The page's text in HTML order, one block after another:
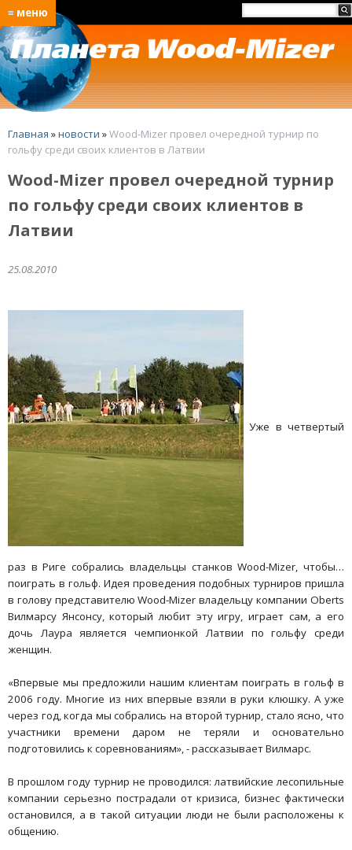
≡ меню
Главная »новости »Wood-Mizer провел очередной турнир по
гольфу среди своих клиентов в Латвии
Wood-Mizer провел очередной турнир
по гольфу среди своих клиентов в
Латвии
25.08.2010
Уже в четвертый
раз в Риге собрались владельцы станков Wood-Mizer, чтобы…
поиграть в гольф. Идея проведения подобных турниров пришла
в голову представителю Wood-Mizer владельцу компании Oberts
Вилмарсу Янсонсу, который любит эту игру, играет сам, а его
дочь Лаура является чемпионкой Латвии по гольфу среди
женщин.
«Впервые мы предложили нашим клиентам поиграть в гольф в
2006 году. Многие из них впервые взяли в руки клюшку. А уже
через год, когда мы собрались на второй турнир, стало ясно, что
участники времени даром не теряли и основательно
подготовились к соревнованиям», - рассказывает Вилмарс.
В прошлом году турнир не проводился: латвийские лесопильные
компании серьезно пострадали от кризиса, бизнес фактически
остановился, а в такой ситуации люди не были расположены к
общению.